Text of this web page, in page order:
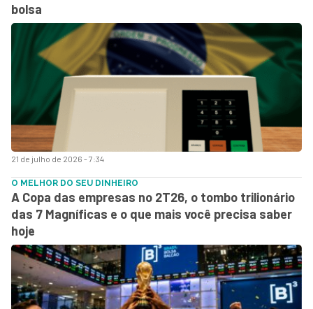
21 de julho de 2026 - 7:34
bolsa
O MELHOR DO SEU DINHEIRO
A Copa das empresas no 2T26, o tombo trilionário
das 7 Magníficas e o que mais você precisa saber
hoje